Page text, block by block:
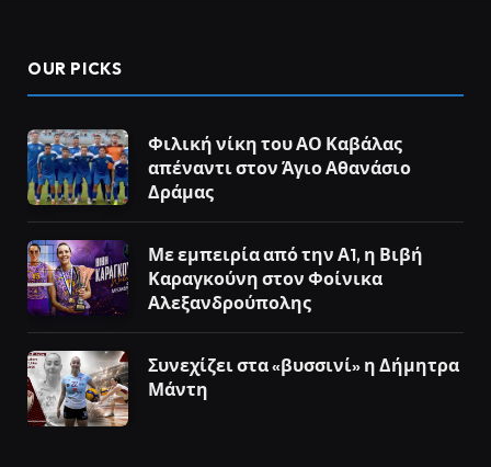
OUR PICKS
Φιλική νίκη του ΑΟ Καβάλας
απέναντι στον Άγιο Αθανάσιο
Δράμας
Με εμπειρία από την Α1, η Βιβή
Καραγκούνη στον Φοίνικα
Αλεξανδρούπολης
Συνεχίζει στα «βυσσινί» η Δήμητρα
Μάντη